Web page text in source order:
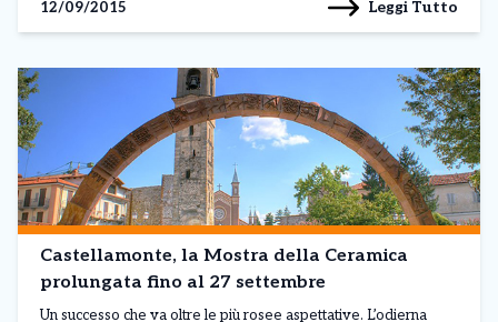
12/09/2015
Leggi Tutto
Castellamonte, la Mostra della Ceramica
prolungata fino al 27 settembre
Un successo che va oltre le più rosee aspettative. L’odierna